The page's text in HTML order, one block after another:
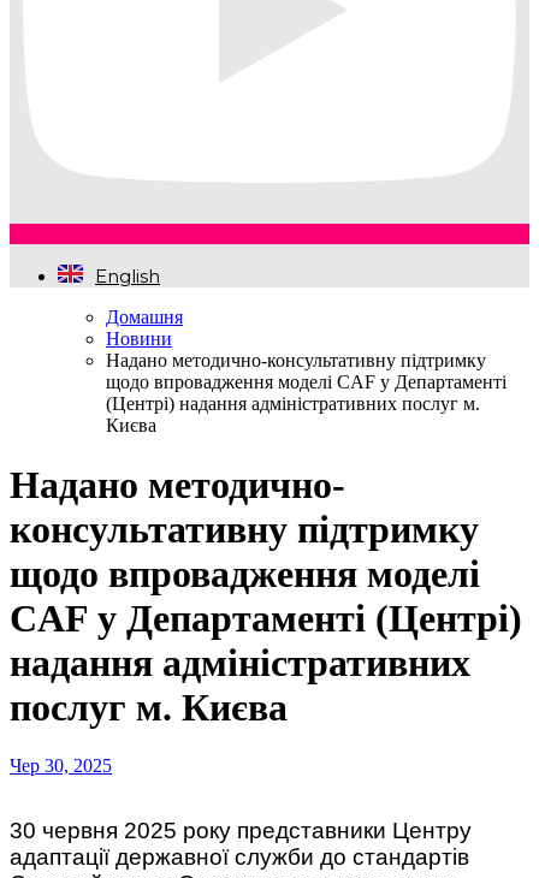
English
Домашня
Новини
Надано методично-консультативну підтримку
щодо впровадження моделі CAF у Департаменті
(Центрі) надання адміністративних послуг м.
Києва
Надано методично-
консультативну підтримку
щодо впровадження моделі
CAF у Департаменті (Центрі)
надання адміністративних
послуг м. Києва
Чер 30, 2025
30 червня 2025 року представники Центру
адаптації державної служби до стандартів